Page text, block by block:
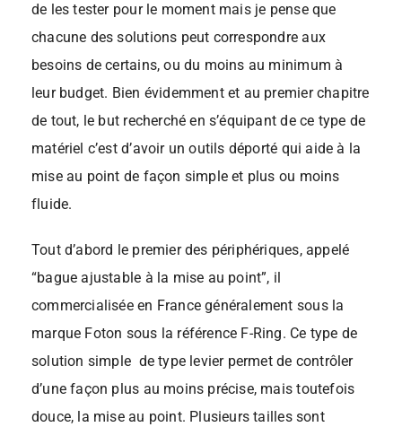
de les tester pour le moment mais je pense que
chacune des solutions peut correspondre aux
besoins de certains, ou du moins au minimum à
leur budget. Bien évidemment et au premier chapitre
de tout, le but recherché en s’équipant de ce type de
matériel c’est d’avoir un outils déporté qui aide à la
mise au point de façon simple et plus ou moins
fluide.
Tout d’abord le premier des périphériques, appelé
“bague ajustable à la mise au point”, il
commercialisée en France généralement sous la
marque Foton sous la référence F-Ring. Ce type de
solution simple de type levier permet de contrôler
d’une façon plus au moins précise, mais toutefois
douce, la mise au point. Plusieurs tailles sont